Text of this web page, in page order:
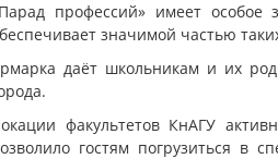
профессий» имеет особое
значимой частью
даёт школьникам и их
факультетов КнАГУ
гостям погрузиться в